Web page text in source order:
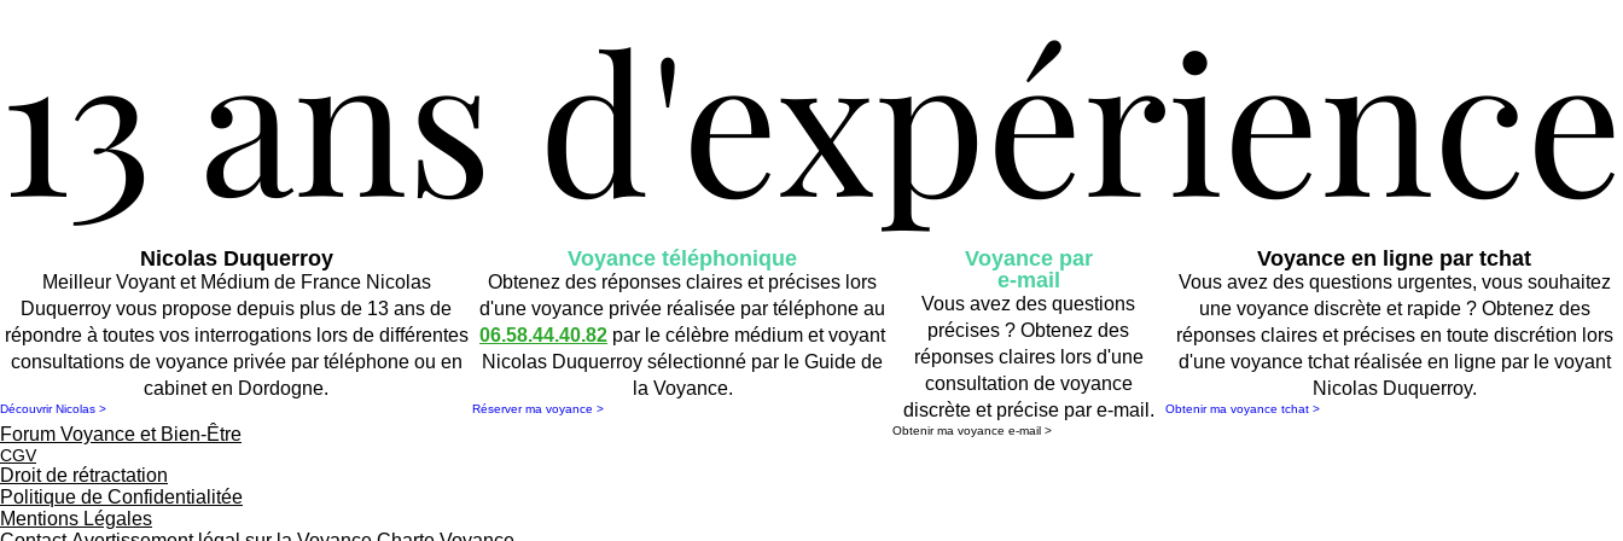
13 ans d'expérience
13 ans d'expérience
Nicolas Duquerroy
Meilleur Voyant et Médium de France Nicolas
Duquerroy vous propose depuis plus de 13 ans de
répondre à toutes vos interrogations lors de différentes
consultations de voyance privée par téléphone ou en
cabinet en Dordogne.
Découvrir Nicolas >
Voyance téléphonique
Obtenez des réponses claires et précises lors
d'une voyance privée réalisée par téléphone au
06.58.44.40.82 par le célèbre médium et voyant
Nicolas Duquerroy sélectionné par le Guide de
la Voyance.
Réserver ma voyance >
Voyance par
e-mail
Vous avez des questions
précises ? Obtenez des
réponses claires lors d'une
consultation de voyance
discrète et précise par e-mail.
Obtenir ma voyance e-mail >
Voyance en ligne par tchat
Vous avez des questions urgentes, vous souhaitez
une voyance discrète et rapide ? Obtenez des
réponses claires et précises en toute discrétion lors
d'une voyance tchat réalisée en ligne par le voyant
Nicolas Duquerroy.
Obtenir ma voyance tchat >
Forum Voyance et Bien-Être
CGV
Droit de rétractation
Politique de Confidentialitée
Mentions Légales